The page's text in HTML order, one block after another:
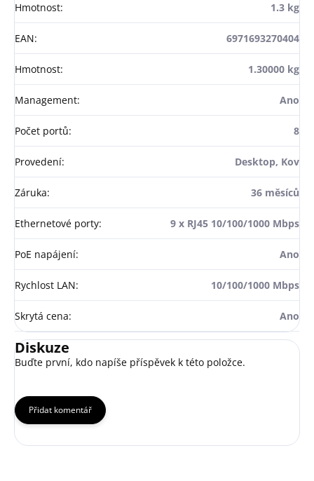
Hmotnost: 1.3 kg
EAN: 6971693270404
Hmotnost: 1.30000 kg
Management: Ano
Počet portů: 8
Provedení: Desktop, Kov
Záruka: 36 měsíců
Ethernetové porty: 9 x RJ45 10/100/1000 Mbps
PoE napájení: Ano
Rychlost LAN: 10/100/1000 Mbps
Skrytá cena: Ano
Diskuze
Buďte první, kdo napíše příspěvek k této položce.
Přidat komentář